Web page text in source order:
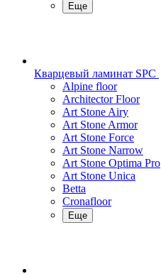
Еще
Кварцевый ламинат SPC
Alpine floor
Architector Floor
Art Stone Airy
Art Stone Armor
Art Stone Force
Art Stone Narrow
Art Stone Optima Pro
Art Stone Unica
Betta
Cronafloor
Еще